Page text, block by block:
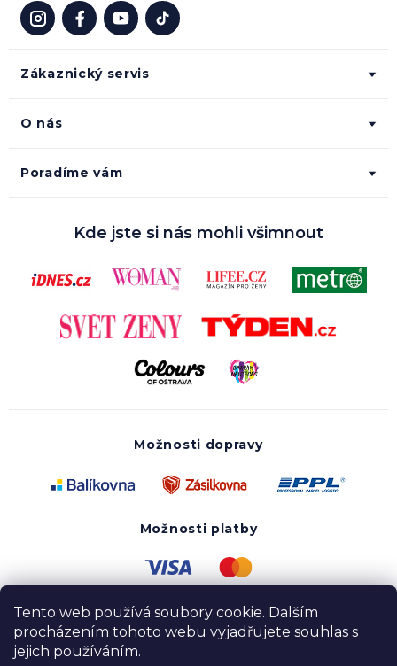
Tento web používá soubory cookie. Dalším
procházením tohoto webu vyjadřujete souhlas s
jejich používáním.
Zákaznický servis
O nás
Poradíme vám
Kde jste si nás mohli všimnout
Možnosti dopravy
Možnosti platby